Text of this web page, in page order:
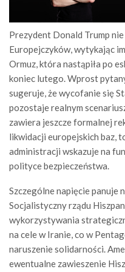
Prezydent Donald Trump
Europejczyków, wytykając
Ormuz, która nastąpiła po
koniec lutego. Wprost
sugeruje, że wycofanie się
pozostaje realnym
zawiera jeszcze formalnej
likwidacji europejskich baz,
administracji wskazuje na
polityce bezpieczeństwa.
Szczególne napięcie
Socjalistyczny rządu
wykorzystywania
na cele w Iranie, co w
naruszenie solidarności.
ewentualne zawieszenie